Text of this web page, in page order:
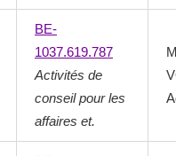
BE-
1037.619.787
Activités de
conseil pour les
affaires et.